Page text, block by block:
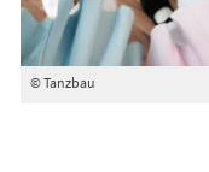
© Tanzbau